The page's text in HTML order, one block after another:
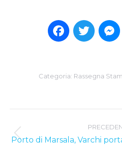
FacebookTwitter
Categoria: Rassegna
navigation
Porto di Marsala, Varchi